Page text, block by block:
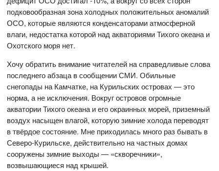
подковообразная зона холодных положительных аномалий
ОСО, которые являются конденсаторами атмосферной
влаги, недостатка которой над акваториями Тихого океана и
Охотского моря нет.
Хочу обратить внимание читателей на справедливые слова
последнего абзаца в сообщении СМИ. Обильные
снегопады на Камчатке, на Курильских островах — это
норма, а не исключения. Вокруг островов огромные
акватории Тихого океана и его окраинных морей, приземный
воздух насыщен влагой, которую зимние холода переводят
в твёрдое состояние. Мне приходилась много раз бывать в
Северо-Курильске, действительно на частных домах
сооружены зимние выходы — «скворечники»,
возвышающиеся над крышей.